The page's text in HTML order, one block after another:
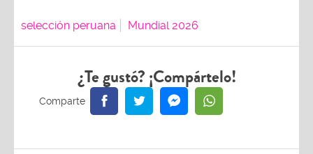
selección peruana Mundial 2026
¿Te gustó? ¡Compártelo!